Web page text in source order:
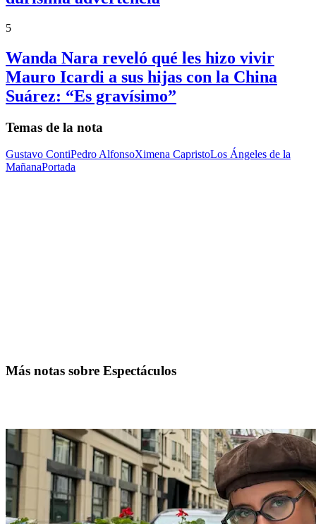
5
Wanda Nara reveló qué les hizo vivir
Mauro Icardi a sus hijas con la China
Suárez: “Es gravísimo”
Temas de la nota
Gustavo ContiPedro AlfonsoXimena CapristoLos Ángeles de la
MañanaPortada
Más notas sobre Espectáculos